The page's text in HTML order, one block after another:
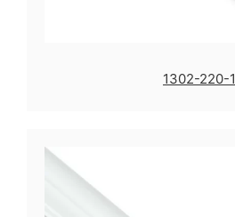
1302-220-1